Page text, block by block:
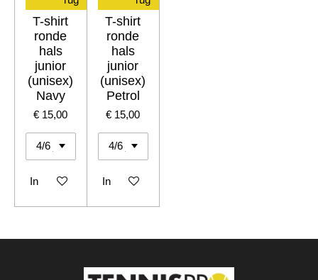
T-shirt
ronde
hals
junior
(unisex)
Navy
€ 15,00
In winkelwagen
T-shirt
ronde
hals
junior
(unisex)
Petrol
€ 15,00
In winkelwagen